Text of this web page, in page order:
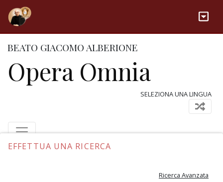
BEATO GIACOMO ALBERIONE
Opera Omnia
SELEZIONA UNA LINGUA
EFFETTUA UNA RICERCA
Ricerca Avanzata